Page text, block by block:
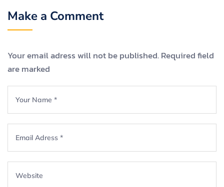
Make a Comment
Your email adress will not be published. Required field
are marked